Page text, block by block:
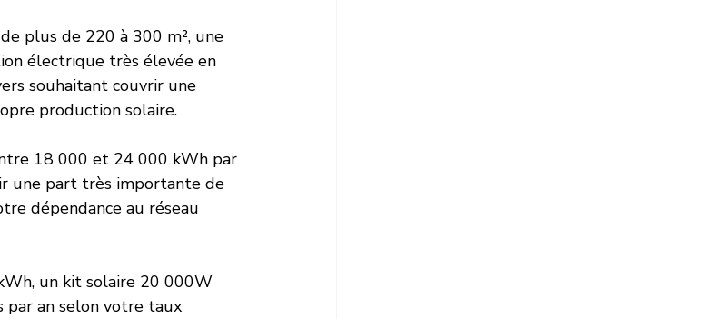
plus de 220 à 300 m², une
électrique très élevée en
souhaitant couvrir une
production solaire.
18 000 et 24 000 kWh par
une part très importante de
dépendance au réseau
un kit solaire 20 000W
par an selon votre taux